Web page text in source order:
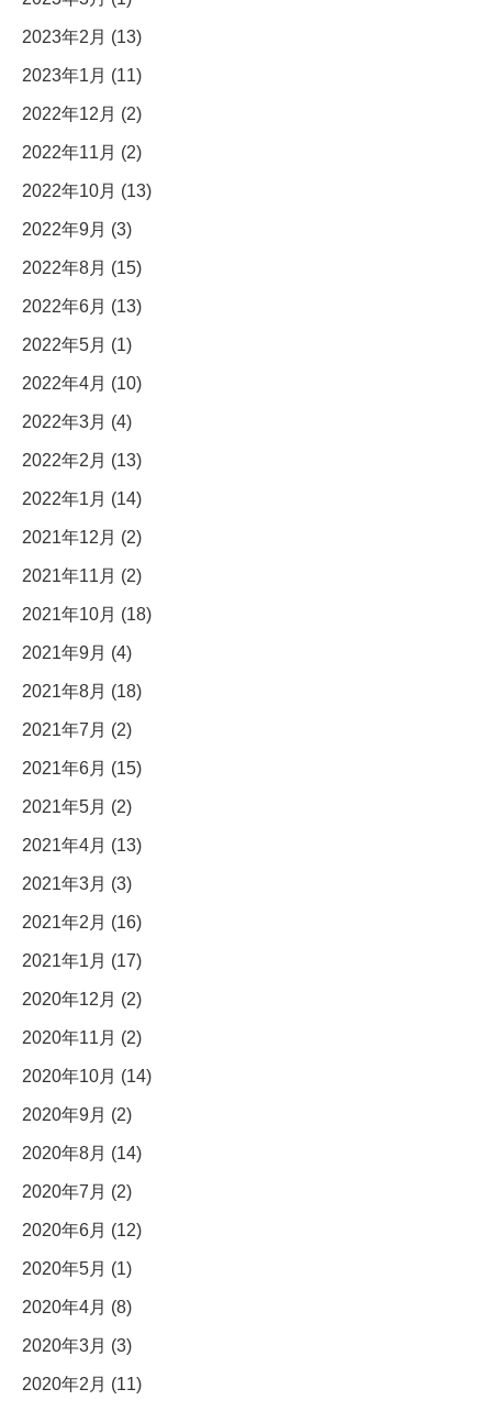
2023年2月 (13)
2023年1月 (11)
2022年12月 (2)
2022年11月 (2)
2022年10月 (13)
2022年9月 (3)
2022年8月 (15)
2022年6月 (13)
2022年5月 (1)
2022年4月 (10)
2022年3月 (4)
2022年2月 (13)
2022年1月 (14)
2021年12月 (2)
2021年11月 (2)
2021年10月 (18)
2021年9月 (4)
2021年8月 (18)
2021年7月 (2)
2021年6月 (15)
2021年5月 (2)
2021年4月 (13)
2021年3月 (3)
2021年2月 (16)
2021年1月 (17)
2020年12月 (2)
2020年11月 (2)
2020年10月 (14)
2020年9月 (2)
2020年8月 (14)
2020年7月 (2)
2020年6月 (12)
2020年5月 (1)
2020年4月 (8)
2020年3月 (3)
2020年2月 (11)